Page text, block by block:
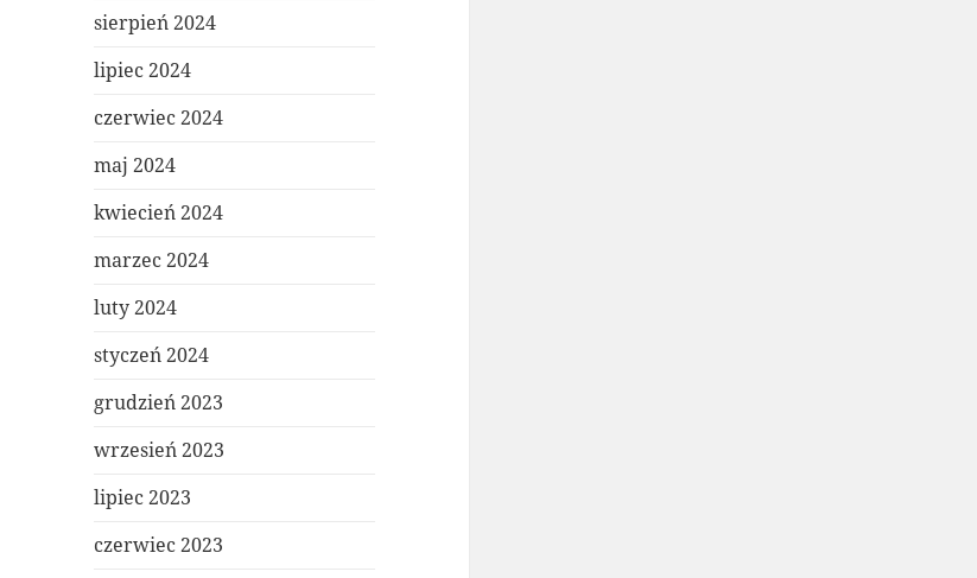
sierpień 2024
lipiec 2024
czerwiec 2024
maj 2024
kwiecień 2024
marzec 2024
luty 2024
styczeń 2024
grudzień 2023
wrzesień 2023
lipiec 2023
czerwiec 2023